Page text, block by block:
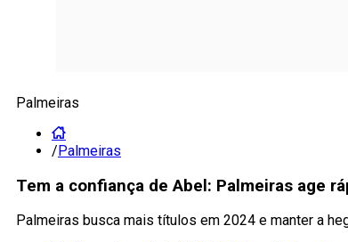
Palmeiras
/Palmeiras
Tem a confiança de Abel: Palmeiras age
Palmeiras busca mais títulos em 2024 e manter a